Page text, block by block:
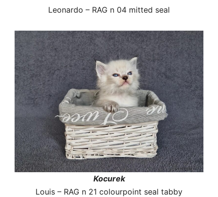
Leonardo – RAG n 04 mitted seal
Kocurek
Louis – RAG n 21 colourpoint seal tabby